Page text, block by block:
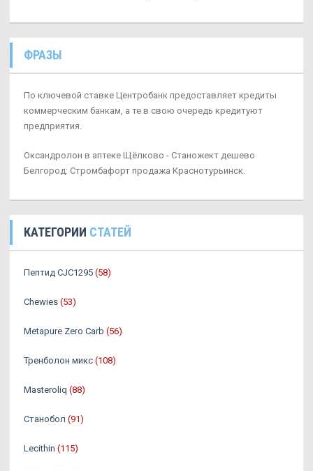
ФРАЗЫ
По ключевой ставке Центробанк предоставляет кредиты
коммерческим банкам, а те в свою очередь кредитуют
предприятия.
Оксандролон в аптеке Щёлково - Станожект дешево
Белгород: Стромбафорт продажа Краснотурьинск.
КАТЕГОРИИ СТАТЕЙ
Пептид CJC1295 (58)
Chewies (53)
Metapure Zero Carb (56)
Тренболон микс (108)
Masteroliq (88)
Станобол (91)
Lecithin (115)